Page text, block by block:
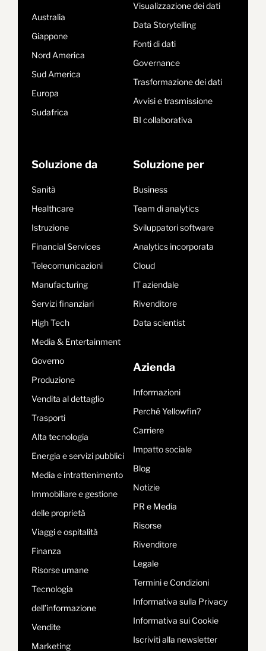
Australia
Giappone
Nord America
Sud America
Europa
Sudafrica
Visualizzazione dei dati
Data Storytelling
Fonti di dati
Governance
Trasformazione dei dati
Avvisi e trasmissione
BI collaborativa
Soluzione da
Sanità
Healthcare
Istruzione
Financial Services
Telecomunicazioni
Manufacturing
Servizi finanziari
High Tech
Media & Entertainment
Governo
Produzione
Vendita al dettaglio
Trasporti
Alta tecnologia
Energia e servizi pubblici
Media e intrattenimento
Immobiliare e gestione
delle proprietà
Viaggi e ospitalità
Finanza
Risorse umane
Tecnologia
dell’informazione
Vendite
Marketing
Soluzione per
Business
Team di analytics
Sviluppatori software
Analytics incorporata
Cloud
IT aziendale
Rivenditore
Data scientist
Azienda
Informazioni
Perché Yellowfin?
Carriere
Impatto sociale
Blog
Notizie
PR e Media
Risorse
Rivenditore
Legale
Termini e Condizioni
Informativa sulla Privacy
Informativa sui Cookie
Iscriviti alla newsletter